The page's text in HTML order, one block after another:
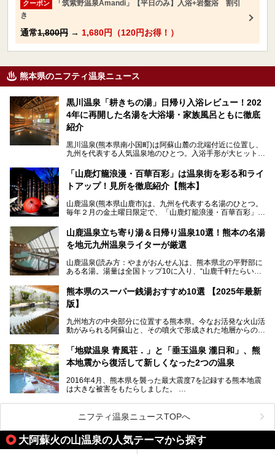
クーポン
「筑紫野温泉Amandi」【平日のみ】入浴+岩盤浴 割引
き
通常1,800円 → 1,680円（120円お得！）
熊本県のニフティ温泉ニュース
黒川温泉「耕きちの湯」日帰り入浴レビュー！202
4年に再開した名湯を大浴場・家族風呂ともに徹底
紹介
黒川温泉(熊本県南小国町)は阿蘇山麓の北端付近に位置し、
九州を代表する人気温泉地のひとつ。入浴手形が大ヒット
す。
中でも「耕きち(こうきち)の湯」は露天風呂を持たないもの
り一度廃業しましたが、2024年10月に営業再開。数多くの
温泉ファンに注目される名湯です。
今回は再開した耕きちの湯を訪問し、全浴室(男女別大浴
「山鹿灯籠浪漫・百華百彩」は温泉街を彩る和ライ
トアップ！見所を徹底紹介【熊本】
山鹿温泉(熊本県山鹿市)は、九州を代表する名湯のひとつ。
毎年２月の金土曜日限定で、「山鹿灯籠浪漫・百華百彩」
ます。和傘や竹、ろうそくなどを用いて、和情緒たっぷりの
ライトアップが無料で楽しめます。
日、の合計8日間開催。今回は地元九州在住の筆者が、その
見所を徹底紹介。併せて、その他イベントや立ち寄り湯も併
山鹿温泉立ち寄り湯＆日帰り温泉10選！熊本の名湯
を地元九州温泉ライターが厳選
山鹿温泉(読み方：やまがおんせん)は、熊本県北の平野部に
ある名湯。湯量は全国トップ10に入り、“山鹿千軒たらいな
泉質であり、お湯の良さにも定評があります。
今回は地元九州の温泉ライターの私が実際に入浴した中か
設・家族風呂の3パターンに分類し、合計10施設を厳選して
ご紹介。ぜひ、湯めぐりの参考にして下さいね！
熊本県のスーパー銭湯おすすめ10選 【2025年最新
版】
九州地方の中央部分に位置する熊本県。今なお活発な火山活
動がみられる阿蘇山と、その噴火で形成された地層からの湧
す。
そんな熊本県は、県内の至るところから温泉が湧いている温
泉県でもあります。山鹿温泉、玉名温泉、黒川温泉、人吉温
出すスーパー銭湯が豊富です。なかでも注目のスーパー銭湯
をピックアップしました。
「地獄温泉 青風荘．」と「垂玉温泉 瀧日和」、熊
本地震から復活して新しくなった2つの温泉
2016年4月、熊本県を襲った最大震度7を記録する熊本地震
は大きな被害をもたらしました。
阿蘇山麓の南阿蘇村の「地獄温泉 清風荘」、そして「清風
荘」から400mほど離れた「垂玉（たるたま）温泉 山口旅
館」の2軒は、この地震による土砂崩れなどのために、一時
期は孤立状態に。もしかしたらこの時のニュースで、「地獄
温泉」と「垂玉温泉」の名前を知った人もいるかもしれませ
ん。
ニフティ温泉ニュースTOPへ
大阿蘇火の山温泉の人気テーマから探す